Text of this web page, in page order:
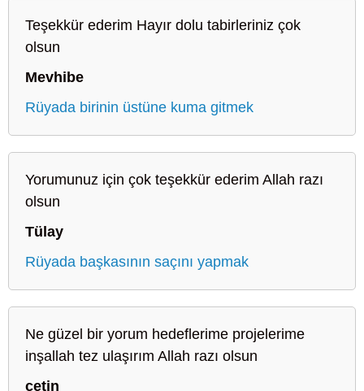
Teşekkür ederim Hayır dolu tabirleriniz çok
olsun
Mevhibe
Rüyada birinin üstüne kuma gitmek
Yorumunuz için çok teşekkür ederim Allah razı
olsun
Tülay
Rüyada başkasının saçını yapmak
Ne güzel bir yorum hedeflerime projelerime
inşallah tez ulaşırım Allah razı olsun
çetin